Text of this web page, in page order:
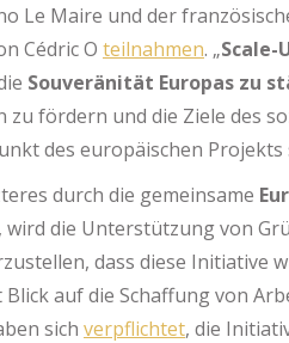
Le Maire und der
Cédric O teilnahmen. „Scale-
Souveränität Europas zu
zu fördern und die Ziele des
des europäischen Projekts
durch die gemeinsame
wird die Unterstützung von
dass diese Initiative
auf die Schaffung von
sich verpflichtet, die